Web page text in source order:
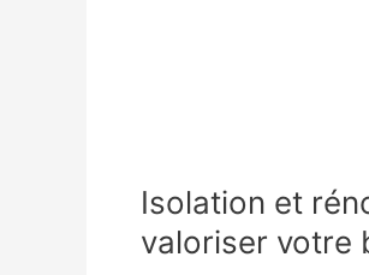
Isolation et
valoriser votre